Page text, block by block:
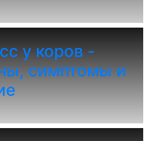
у коров -
симптомы и